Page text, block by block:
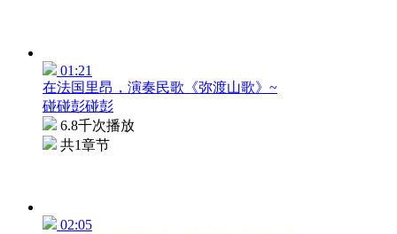
01:21
在法国里昂，演奏民歌《弥渡山歌》~
碰碰彭碰彭
6.8千次播放
共1章节
02:05